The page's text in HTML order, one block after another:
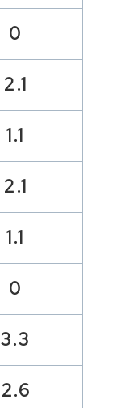
0
2.1
1.1
2.1
1.1
0
3.3
2.6